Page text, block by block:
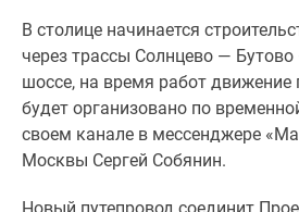
предложения
Коммерческие
помещения
Продавцы
застройщики
В столице начинается
через трассы Солнцево —
шоссе, на время работ движение
будет организовано по
своем канале в мессенджере
Москвы Сергей Собянин.